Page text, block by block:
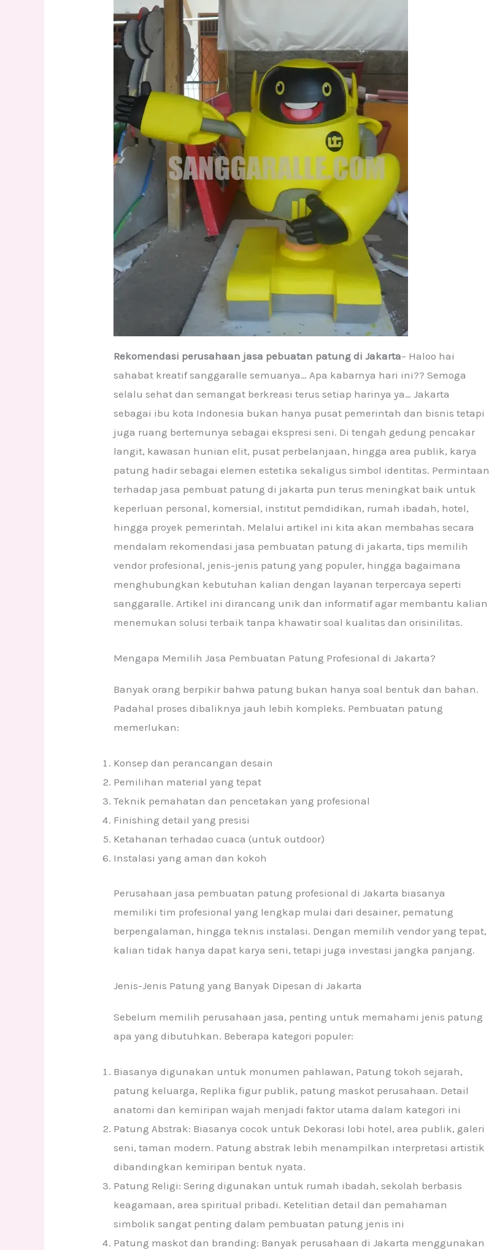
Rekomendasi perusahaan jasa pebuatan patung di Jakarta– Haloo hai
sahabat kreatif sanggaralle semuanya… Apa kabarnya hari ini?? Semoga
selalu sehat dan semangat berkreasi terus setiap harinya ya… Jakarta
sebagai ibu kota Indonesia bukan hanya pusat pemerintah dan bisnis tetapi
juga ruang bertemunya sebagai ekspresi seni. Di tengah gedung pencakar
langit, kawasan hunian elit, pusat perbelanjaan, hingga area publik, karya
patung hadir sebagai elemen estetika sekaligus simbol identitas. Permintaan
terhadap jasa pembuat patung di jakarta pun terus meningkat baik untuk
keperluan personal, komersial, institut pemdidikan, rumah ibadah, hotel,
hingga proyek pemerintah. Melalui artikel ini kita akan membahas secara
mendalam rekomendasi jasa pembuatan patung di jakarta, tips memilih
vendor profesional, jenis-jenis patung yang populer, hingga bagaimana
menghubungkan kebutuhan kalian dengan layanan terpercaya seperti
sanggaralle. Artikel ini dirancang unik dan informatif agar membantu kalian
menemukan solusi terbaik tanpa khawatir soal kualitas dan orisinilitas.
Mengapa Memilih Jasa Pembuatan Patung Profesional di Jakarta?
Banyak orang berpikir bahwa patung bukan hanya soal bentuk dan bahan.
Padahal proses dibaliknya jauh lebih kompleks. Pembuatan patung
memerlukan:
Konsep dan perancangan desain
Pemilihan material yang tepat
Teknik pemahatan dan pencetakan yang profesional
Finishing detail yang presisi
Ketahanan terhadao cuaca (untuk outdoor)
Instalasi yang aman dan kokoh
Perusahaan jasa pembuatan patung profesional di Jakarta biasanya
memiliki tim profesional yang lengkap mulai dari desainer, pematung
berpengalaman, hingga teknis instalasi. Dengan memilih vendor yang tepat,
kalian tidak hanya dapat karya seni, tetapi juga investasi jangka panjang.
Jenis-Jenis Patung yang Banyak Dipesan di Jakarta
Sebelum memilih perusahaan jasa, penting untuk memahami jenis patung
apa yang dibutuhkan. Beberapa kategori populer:
Biasanya digunakan untuk monumen pahlawan, Patung tokoh sejarah,
patung keluarga, Replika figur publik, patung maskot perusahaan. Detail
anatomi dan kemiripan wajah menjadi faktor utama dalam kategori ini
Patung Abstrak: Biasanya cocok untuk Dekorasi lobi hotel, area publik, galeri
seni, taman modern. Patung abstrak lebih menampilkan interpretasi artistik
dibandingkan kemiripan bentuk nyata.
Patung Religi: Sering digunakan untuk rumah ibadah, sekolah berbasis
keagamaan, area spiritual pribadi. Ketelitian detail dan pemahaman
simbolik sangat penting dalam pembuatan patung jenis ini
Patung maskot dan branding: Banyak perusahaan di Jakarta menggunakan